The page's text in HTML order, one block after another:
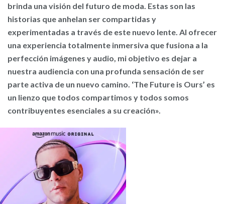
brinda una visión del futuro de moda. Estas son las
historias que anhelan ser compartidas y
experimentadas a través de este nuevo lente. Al ofrecer
una experiencia totalmente inmersiva que fusiona a la
perfección imágenes y audio, mi objetivo es dejar a
nuestra audiencia con una profunda sensación de ser
parte activa de un nuevo camino. ‘The Future is Ours’ es
un lienzo que todos compartimos y todos somos
contribuyentes esenciales a su creación».